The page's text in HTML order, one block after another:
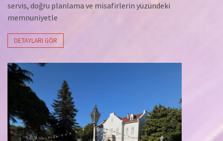
servis, doğru planlama ve misafirlerin yüzündeki
memnuniyetle
DETAYLARI GÖR